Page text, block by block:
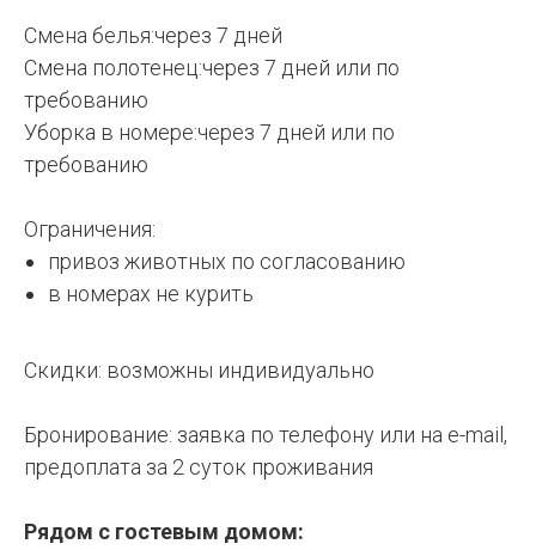
Смена белья:через 7 дней
Смена полотенец:через 7 дней или по
требованию
Уборка в номере:через 7 дней или по
требованию
Ограничения:
привоз животных по согласованию
в номерах не курить
Скидки: возможны индивидуально
Бронирование: заявка по телефону или на e-mail,
предоплата за 2 суток проживания
Рядом с гостевым домом: